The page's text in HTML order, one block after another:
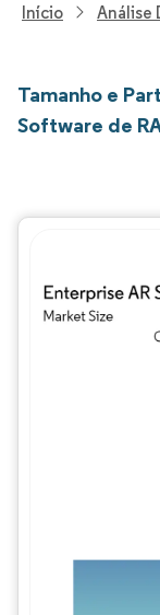
Início Análise
Tamanho e
Software de